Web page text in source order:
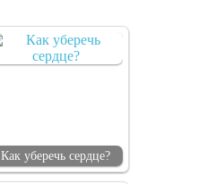
Как уберечь сердце?